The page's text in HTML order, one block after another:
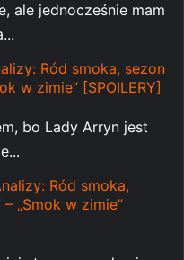
ale jednocześnie mam
Ród smoka, sezon
w zimie” [SPOILERY]
bo Lady Arryn jest
Ród smoka,
„Smok w zimie”